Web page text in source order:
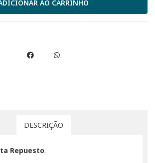
DESCRIÇÃO
Repuesto.